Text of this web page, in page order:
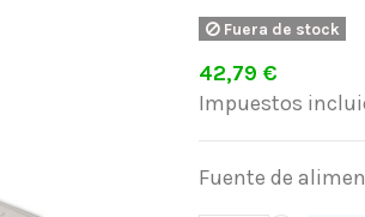
Fuera de stock
42,79 €
Impuestos
Fuente de